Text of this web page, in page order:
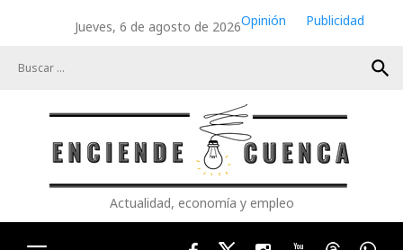
Jueves, 6 de agosto de 2026Opinión
Publicidad
search
Actualidad, economía y empleo